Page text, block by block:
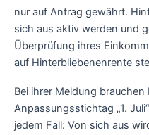
nur auf Antrag gewährt.
sich aus aktiv werden und
Überprüfung ihres
auf Hinterbliebenenrente
Bei ihrer Meldung
Anpassungsstichtag „1.
jedem Fall: Von sich aus